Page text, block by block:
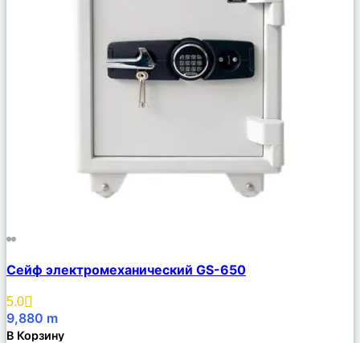
Описание
Избранное
Сейф электромеханический GS-650
5.0
9,880 m
В Корзину